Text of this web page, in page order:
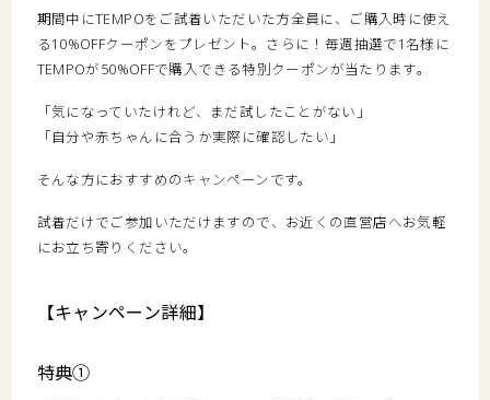
期間中にTEMPOを ご試着いただいた方全員に、ご購入時に使え
る10%OFFクーポンをプレゼント。さらに！ 毎週抽選で1名様に
TEMPOが50%OFFで購入できる特別クーポンが当たります。
「気になっていたけれど、まだ試したことがない」
「自分や赤ちゃんに合うか実際に確認したい」
そんな方におすすめのキャンペーンです。
試着だけでご参加いただけますので、お近くの直営店へお気軽
にお立ち寄りください。
【キャンペーン詳細】
特典①